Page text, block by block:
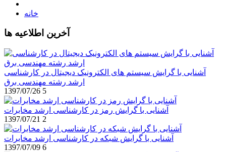
خانه
آخرین اطلاعیه ها
آشنایی با گرایش سیستم های الکترونیک دیجیتال در کارشناسی
ارشد رشته مهندسی برق
1397/07/26 5
آشنایی با گرایش رمز در کارشناسی ارشد مخابرات
1397/07/21 2
آشنایی با گرایش شبکه در کارشناسی ارشد مخابرات
1397/07/09 6